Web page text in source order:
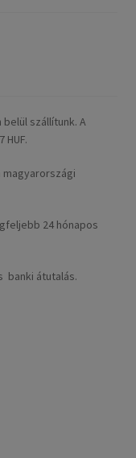
belül szállítunk. A
24 hónapos
banki átutalás.